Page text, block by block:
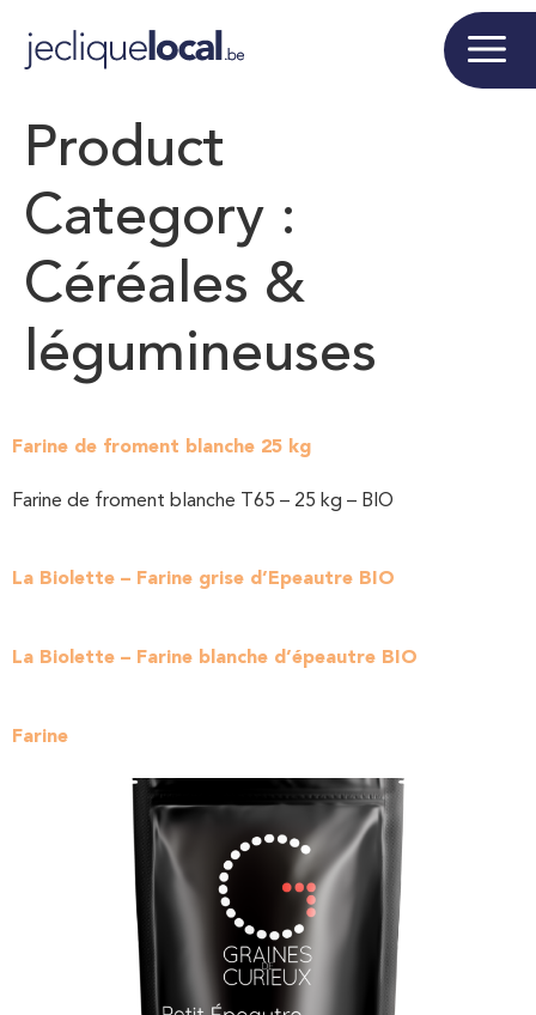
Product
Category :
Céréales &
légumineuses
Farine de froment blanche 25 kg
Farine de froment blanche T65 – 25 kg – BIO
La Biolette – Farine grise d’Epeautre BIO
La Biolette – Farine blanche d’épeautre BIO
Farine